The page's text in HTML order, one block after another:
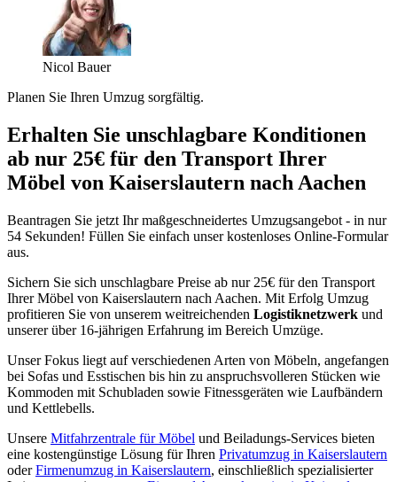
Nicol Bauer
Planen Sie Ihren Umzug sorgfältig.
Erhalten Sie unschlagbare Konditionen
ab nur 25€ für den Transport Ihrer
Möbel von Kaiserslautern nach Aachen
Beantragen Sie jetzt Ihr maßgeschneidertes Umzugsangebot - in nur
54 Sekunden! Füllen Sie einfach unser kostenloses Online-Formular
aus.
Sichern Sie sich unschlagbare Preise ab nur 25€ für den Transport
Ihrer Möbel von Kaiserslautern nach Aachen. Mit Erfolg Umzug
profitieren Sie von unserem weitreichenden Logistiknetzwerk und
unserer über 16-jährigen Erfahrung im Bereich Umzüge.
Unser Fokus liegt auf verschiedenen Arten von Möbeln, angefangen
bei Sofas und Esstischen bis hin zu anspruchsvolleren Stücken wie
Kommoden mit Schubladen sowie Fitnessgeräten wie Laufbändern
und Kettlebells.
Unsere Mitfahrzentrale für Möbel und Beiladungs-Services bieten
eine kostengünstige Lösung für Ihren Privatumzug in Kaiserslautern
oderFirmenumzug in Kaiserslautern, einschließlich spezialisierter